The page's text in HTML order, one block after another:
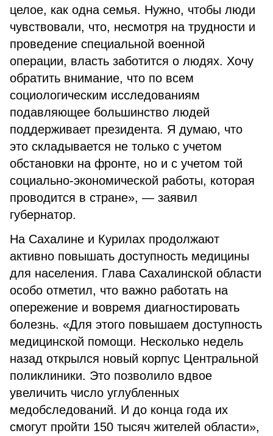
целое, как одна семья. Нужно, чтобы люди
чувствовали, что, несмотря на трудности и
проведение специальной военной
операции, власть заботится о людях. Хочу
обратить внимание, что по всем
социологическим исследованиям
подавляющее большинство людей
поддерживает президента. Я думаю, что
это складывается не только с учетом
обстановки на фронте, но и с учетом той
социально-экономической работы, которая
проводится в стране», — заявил
губернатор.
На Сахалине и Курилах продолжают
активно повышать доступность медицины
для населения. Глава Сахалинской области
особо отметил, что важно работать на
опережение и вовремя диагностировать
болезнь. «Для этого повышаем доступность
медицинской помощи. Несколько недель
назад открылся новый корпус Центральной
поликлиники. Это позволило вдвое
увеличить число углубленных
медобследований. И до конца года их
смогут пройти 150 тысяч жителей области»,